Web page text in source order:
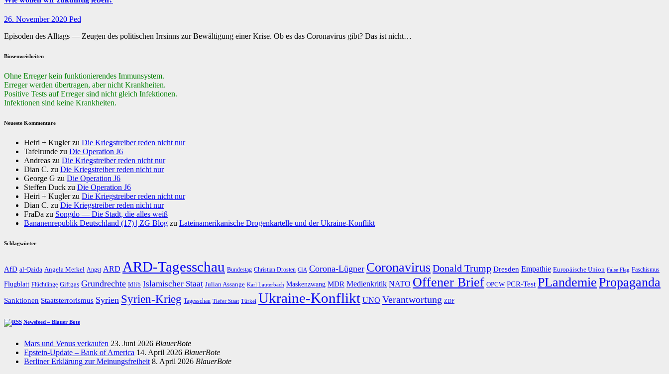
26. November 2020 Ped
Episoden des Alltags — Zeugen des politischen Irrsinns zur Bewältigung einer Krise. Ob es das Coronavirus gibt? Das ist nicht…
Binsenweisheiten
Ohne Erreger kein funktionierendes Immunsystem.
Erreger werden übertragen, aber nicht Krankheiten.
Positive Tests auf Erreger sind nicht gleich Infektionen.
Infektionen sind keine Krankheiten.
Neueste Kommentare
Heiri + Kuglerzu Die Kriegstreiber reden nicht nur
Tafelrunde zu Die Operation J6
Andreas zu Die Kriegstreiber reden nicht nur
Dian C. zu Die Kriegstreiber reden nicht nur
George G zu Die Operation J6
Steffen Duck zu Die Operation J6
Heiri + Kuglerzu Die Kriegstreiber reden nicht nur
Dian C. zu Die Kriegstreiber reden nicht nur
FraDa zu Songdo — Die Stadt, die alles weiß
Bananenrepublik Deutschland (17) | ZG Blog zu Lateinamerikanische Drogenkartelle und der Ukraine-Konflikt
Schlagwörter
AfD al-Qaida Angela Merkel Angst ARD ARD-Tagesschau Bundestag Christian Drosten CIA Corona-Lügner CoronavirusDonald Trump Dresden Empathie Europäische Union False Flag Faschismus
Flugblatt Flüchtlinge Giftgas Grundrechte Idlib Islamischer Staat Julian Assange Karl Lauterbach Maskenzwang MDR Medienkritik NATO Offener Brief OPCW PCR-Test PLandemiePropaganda
Sanktionen Staatsterrorismus Syrien Syrien-Krieg Tagesschau Tiefer Staat Türkei Ukraine-Konflikt UNO Verantwortung ZDF
Newsfeed – Blauer Bote
Mars und Venus verkaufen 23. Juni 2026 BlauerBote
Epstein-Update – Bank of America 14. April 2026 BlauerBote
Berliner Erklärung zur Meinungsfreiheit 8. April 2026 BlauerBote